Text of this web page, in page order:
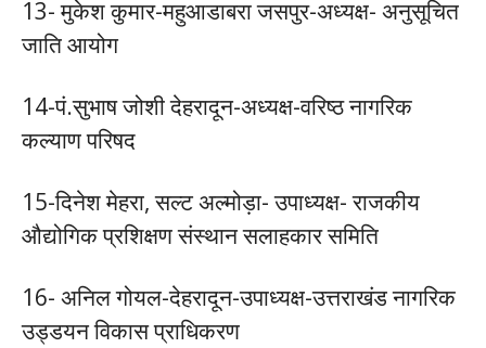
13- मुकेश कुमार-महुआडाबरा जसपुर-अध्यक्ष- अनुसूचित
जाति आयोग
14-पं.सुभाष जोशी देहरादून-अध्यक्ष-वरिष्ठ नागरिक
कल्याण परिषद
15-दिनेश मेहरा, सल्ट अल्मोड़ा- उपाध्यक्ष- राजकीय
औद्योगिक प्रशिक्षण संस्थान सलाहकार समिति
16- अनिल गोयल-देहरादून-उपाध्यक्ष-उत्तराखंड नागरिक
उड्डयन विकास प्राधिकरण